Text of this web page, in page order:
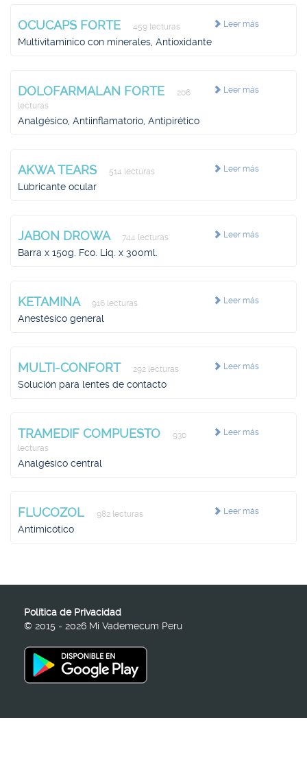
Leer más
OCUCAPS FORTE 459 lecturas
Multivitamínico con minerales, Antioxidante
Leer más
DOLOFARMALAN FORTE
206
lecturas
Analgésico, Antiinflamatorio, Antipirético
Leer más
AKWA TEARS 514 lecturas
Lubricante ocular
Leer más
JABON DROWA 744 lecturas
Barra x 150g. Fco. Liq. x 300ml.
Leer más
KETAMINA 916 lecturas
Anestésico general
Leer más
MULTI-CONFORT 292 lecturas
Solución para lentes de contacto
Leer más
TRAMEDIF COMPUESTO
930
lecturas
Analgésico central
Leer más
FLUCOZOL 982 lecturas
Antimicótico
Política de Privacidad
© 2015 - 2026 Mi Vademecum Peru